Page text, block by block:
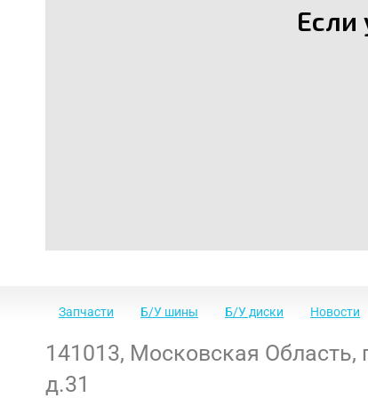
Если
Запчасти Б/У шины Б/У диски Новости
141013, Московская Область,
д.31